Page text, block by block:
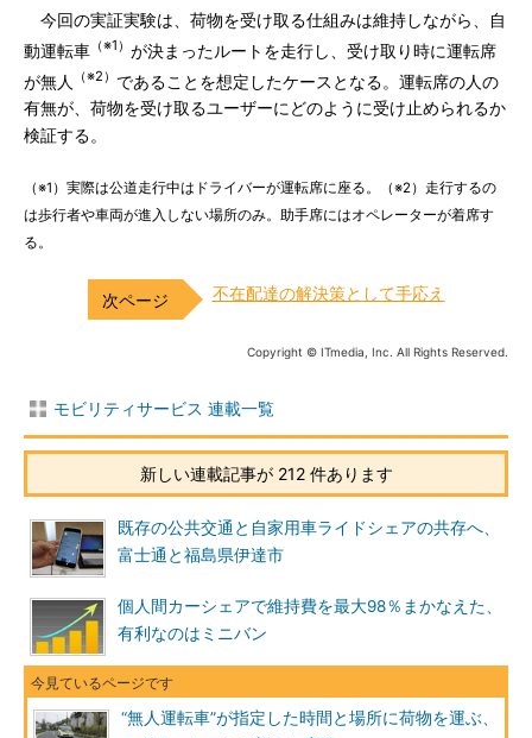
今回の実証実験は、荷物を受け取る仕組みは維持しながら、自
動運転車 （※1） が決まったルートを走行し、受け取り時に運転席
が無人
（※2） であることを想定したケースとなる。運転席の人の
有無が、荷物を受け取るユーザーにどのように受け止められるか
検証する。
（※1）実際は公道走行中はドライバーが運転席に座る。（※2）走行するの
は歩行者や車両が進入しない場所のみ。助手席にはオペレーターが着席す
る。
不在配達の解決策として手応え
Copyright © ITmedia, Inc. All Rights Reserved.
モビリティサービス 連載一覧
新しい連載記事が 212 件あります
既存の公共交通と自家用車ライドシェアの共存へ、
富士通と福島県伊達市
個人間カーシェアで維持費を最大98％まかなえた、
有利なのはミニバン
“無人運転車”が指定した時間と場所に荷物を運ぶ、